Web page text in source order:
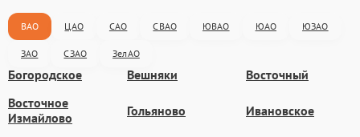
ВАО ЦАО САО СВАО ЮВАО ЮАО ЮЗАО
ЗАО СЗАО ЗелАО
Богородское Вешняки
Восточный
Восточное
Измайлово
Гольяново Ивановское